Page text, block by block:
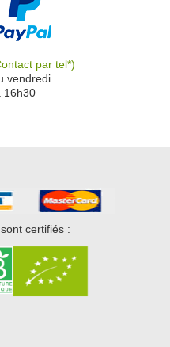
par tel*)
vendredi
16h30
certifiés :